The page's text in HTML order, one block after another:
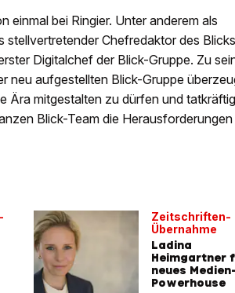
einmal bei Ringier. Unter anderem als
Chefredaktor des
Digitalchef der Blick-Gruppe. Zu
neu aufgestellten Blick-Gruppe
Ära mitgestalten zu dürfen und tatkräftig
Blick-Team die Herausforderungen
Zeitschriften-
Übernahme
Ladina
Heimgartner
neues Medien-
Powerhouse